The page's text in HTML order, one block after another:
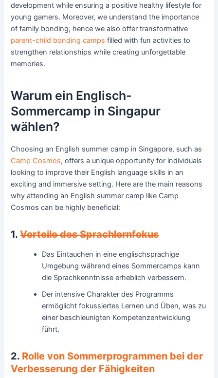
development while ensuring a positive healthy lifestyle for
young gamers. Moreover, we understand the importance
of family bonding; hence we also offer transformative
parent-child bonding camps filled with fun activities to
strengthen relationships while creating unforgettable
memories.
Warum ein Englisch-
Sommercamp in Singapur
wählen?
Choosing an English summer camp in Singapore, such as
Camp Cosmos, offers a unique opportunity for individuals
looking to improve their English language skills in an
exciting and immersive setting. Here are the main reasons
why attending an English summer camp like Camp
Cosmos can be highly beneficial:
1.Vorteile des Sprachlernfokus
Das Eintauchen in eine englischsprachige
Umgebung während eines Sommercamps kann
die Sprachkenntnisse erheblich verbessern.
Der intensive Charakter des Programms
ermöglicht fokussiertes Lernen und Üben, was zu
einer beschleunigten Kompetenzentwicklung
führt.
2. Rolle von Sommerprogrammen bei der
Verbesserung der Fähigkeiten